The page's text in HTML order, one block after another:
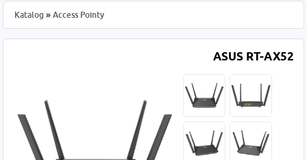
Katalog » Access Pointy
ASUS RT-AX52